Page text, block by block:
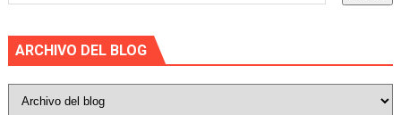
ARCHIVO DEL BLOG